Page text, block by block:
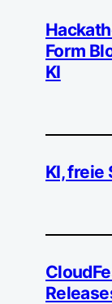
Form
KI
KI, freie